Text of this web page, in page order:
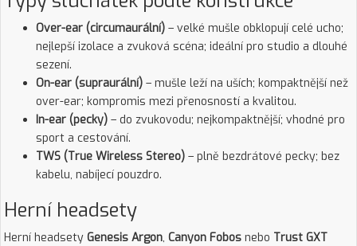
Over-ear (circumaurální) – velké mušle obklopují celé ucho;
nejlepší izolace a zvuková scéna; ideální pro studio a dlouhé
sezení.
On-ear (supraurální) – mušle leží na uších; kompaktnější než
over-ear; kompromis mezi přenosností a kvalitou.
In-ear (pecky) – do zvukovodu; nejkompaktnější; vhodné pro
sport a cestování.
TWS (True Wireless Stereo) – plně bezdrátové pecky; bez
kabelu, nabíjecí pouzdro.
Herní headsety
Herní headsety Genesis Argon, Canyon Fobos nebo Trust GXT